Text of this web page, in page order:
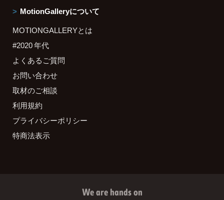
MotionGalleryについて
MOTIONGALLERYとは
#2020 年代
よくあるご質問
お問い合わせ
取材のご相談
利用規約
プライバシーポリシー
特商法表示
We are hands on